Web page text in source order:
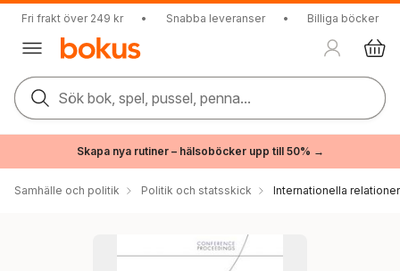
Fri frakt över 249 kr • Snabba leveranser • Billiga böcker
Sök bok, spel, pussel, penna...
Skapa nya rutiner – hälsoböcker upp till 50% →
Samhälle och politik Politik och statsskick Internationella relationer